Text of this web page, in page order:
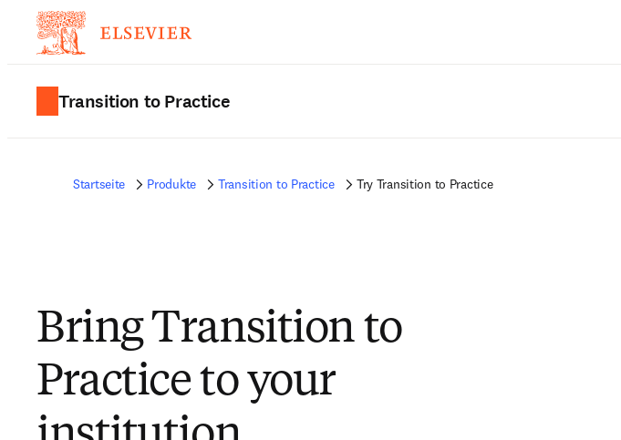
Transition to Practice
Startseite Produkte Transition to Practice Try Transition to Practice
Bring Transition to
Practice to your